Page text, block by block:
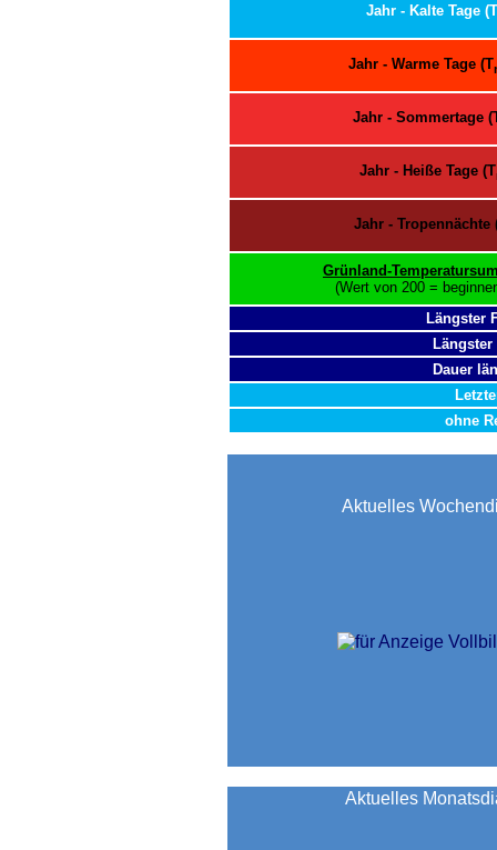
Jahr - Kalte Tage (T
Jahr - Warme Tage (T
Jahr - Sommertage
Jahr - Heiße Tage (T
Jahr - Tropennächte
Grünland-
(Wert von 200 =
Längster
Dauer
ohne
Aktuelles
Aktuelles